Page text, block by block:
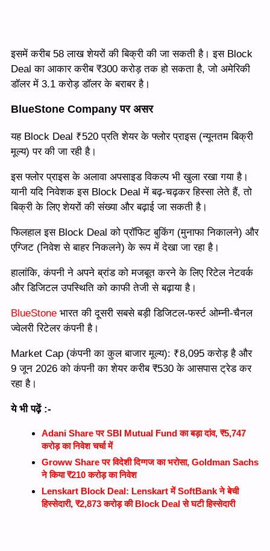
इसमें करीब 58 लाख शेयरों की बिक्री की जा सकती है। इस Block
Deal का आकार करीब ₹300 करोड़ तक हो सकता है, जो अमेरिकी
डॉलर में 3.1 करोड़ डॉलर के बराबर है।
BlueStone Company पर असर
यह Block Deal ₹520 प्रति शेयर के फ्लोर प्राइस (न्यूनतम बिक्री
मूल्य) पर की जा रही है।
इस फ्लोर प्राइस के अलावा अपसाइड विकल्प भी खुला रखा गया है।
यानी यदि निवेशक इस Block Deal में बढ़-चढ़कर हिस्सा लेते हैं, तो
बिक्री के लिए शेयरों की संख्या और बढ़ाई जा सकती है।
फिलहाल इस Block Deal को प्रॉफिट बुकिंग (मुनाफा निकालने) और
एग्जिट (निवेश से बाहर निकलने) के रूप में देखा जा रहा है।
हालांकि, कंपनी ने अपने ब्रांड को मजबूत करने के लिए रिटेल नेटवर्क
और डिजिटल उपस्थिति को काफी तेजी से बढ़ाया है।
BlueStone भारत की दूसरी सबसे बड़ी डिजिटल-फर्स्ट ओम्नी-चैनल
ज्वेलरी रिटेलर कंपनी है।
Market Cap (कंपनी का कुल बाजार मूल्य): ₹8,095 करोड़ है और
9 जून 2026 को कंपनी का शेयर करीब ₹530 के आसपास ट्रेड कर
रहा है।
ये भी पढ़ें :-
Adani Share पर SBI Mutual Fund का बड़ा दांव, ₹5,747
करोड़ का निवेश चर्चा में
Groww Share पर विदेशी दिग्गज का भरोसा, Goldman Sachs
ने किया ₹210 करोड़ का निवेश
Lenskart Block Deal: Lenskart में SoftBank ने बेची
हिस्सेदारी, ₹2,873 करोड़ की Block Deal से घटी हिस्सेदारी